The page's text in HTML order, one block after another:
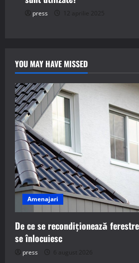
press 12 aprilie 2025
YOU MAY HAVE MISSED
Amenajari
De ce se recondiționează
se înlocuiesc
press 6 august 2026